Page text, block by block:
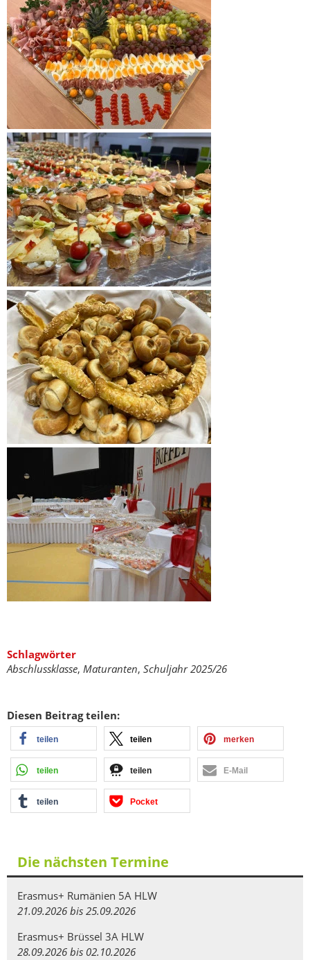
Schlagwörter
Abschlussklasse, Maturanten, Schuljahr 2025/26
Diesen Beitrag teilen:
teilen teilen merken
teilen teilen E-Mail
teilen Pocket
Die nächsten Termine
Erasmus+ Rumänien 5A HLW
21.09.2026 bis 25.09.2026
Erasmus+ Brüssel 3A HLW
28.09.2026 bis 02.10.2026